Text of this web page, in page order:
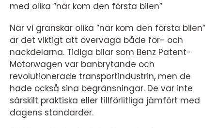
med olika ”när kom den första bilen”
När vi granskar olika ”när kom den första bilen”
är det viktigt att överväga både för- och
nackdelarna. Tidiga bilar som Benz Patent-
Motorwagen var banbrytande och
revolutionerade transportindustrin, men de
hade också sina begränsningar. De var inte
särskilt praktiska eller tillförlitliga jämfört med
dagens standarder.